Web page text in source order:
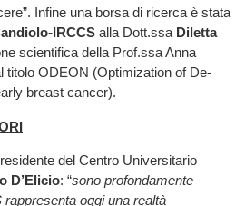
Infine una borsa di ricerca è stata
IRCCS alla Dott.ssa Diletta
scientifica della Prof.ssa Anna
titolo ODEON (Optimization of De-
breast cancer).
del Centro Universitario
D’Elicio: “sono profondamente
oggi una realtà